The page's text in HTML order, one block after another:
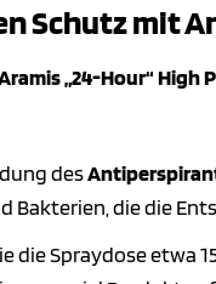
Schutz mit
„24-Hour“
des
Bakterien, die die
die Spraydose etwa